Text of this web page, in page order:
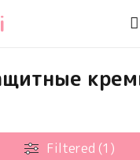
Filtered (1)